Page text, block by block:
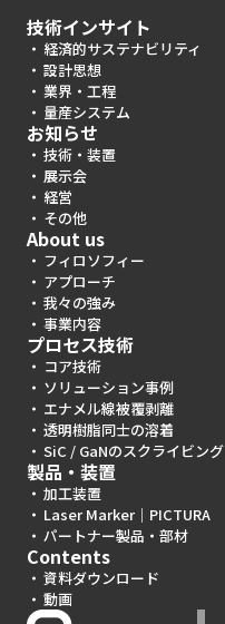
技術インサイト
経済的サステナビリティ
設計思想
業界・工程
量産システム
お知らせ
技術・装置
展示会
経営
その他
About us
フィロソフィー
アプローチ
我々の強み
事業内容
プロセス技術
コア技術
ソリューション事例
エナメル線被覆剥離
透明樹脂同士の溶着
SiC / GaNのスクライビング
製品・装置
加工装置
Laser Marker｜PICTURA
パートナー製品・部材
Contents
資料ダウンロード
動画